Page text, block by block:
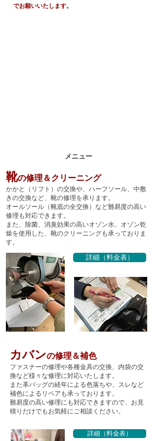
でお願いいたします。
メニュー
靴の修理＆クリーニング
かかと（リフト）の交換や、ハーフソール、中敷
きの交換など、靴の修理を承ります。
​オールソール（靴底の全交換）など難易度の高い
修理も対応できます。
また、除菌、消臭効果の高いオゾン水、オゾン乾
燥を使用した、靴のクリーニングも承っておりま
す。
詳細（料金表）
カバンの修理＆補色
ファスナーの修理や各種金具の交換、内袋の交
換など様々な修理に対応いたします。
また革バッグの経年による色落ちや、スレなど
補色によるリペアも承っております。
​難易度の高い修理にも対応できますので、お見
積りだけでもお気軽にご相談ください。
詳細（料金表）